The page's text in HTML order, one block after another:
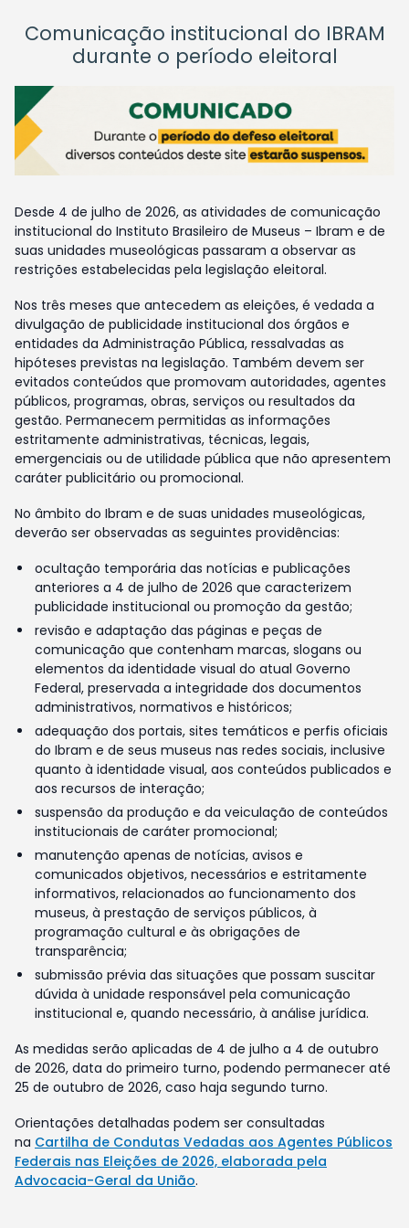
Comunicação institucional do IBRAM
durante o período eleitoral
Desde 4 de julho de 2026, as atividades de comunicação
institucional do Instituto Brasileiro de Museus – Ibram e de
suas unidades museológicas passaram a observar as
restrições estabelecidas pela legislação eleitoral.
Nos três meses que antecedem as eleições, é vedada a
divulgação de publicidade institucional dos órgãos e
entidades da Administração Pública, ressalvadas as
hipóteses previstas na legislação. Também devem ser
evitados conteúdos que promovam autoridades, agentes
públicos, programas, obras, serviços ou resultados da
gestão. Permanecem permitidas as informações
estritamente administrativas, técnicas, legais,
emergenciais ou de utilidade pública que não apresentem
caráter publicitário ou promocional.
No âmbito do Ibram e de suas unidades museológicas,
deverão ser observadas as seguintes providências:
ocultação temporária das notícias e publicações
anteriores a 4 de julho de 2026 que caracterizem
publicidade institucional ou promoção da gestão;
revisão e adaptação das páginas e peças de
comunicação que contenham marcas, slogans ou
elementos da identidade visual do atual Governo
Federal, preservada a integridade dos documentos
administrativos, normativos e históricos;
adequação dos portais, sites temáticos e perfis oficiais
do Ibram e de seus museus nas redes sociais, inclusive
quanto à identidade visual, aos conteúdos publicados e
aos recursos de interação;
suspensão da produção e da veiculação de conteúdos
institucionais de caráter promocional;
manutenção apenas de notícias, avisos e
comunicados objetivos, necessários e estritamente
informativos, relacionados ao funcionamento dos
museus, à prestação de serviços públicos, à
programação cultural e às obrigações de
transparência;
submissão prévia das situações que possam suscitar
dúvida à unidade responsável pela comunicação
institucional e, quando necessário, à análise jurídica.
As medidas serão aplicadas de 4 de julho a 4 de outubro
de 2026, data do primeiro turno, podendo permanecer até
25 de outubro de 2026, caso haja segundo turno.
Orientações detalhadas podem ser consultadas
na Cartilha de Condutas Vedadas aos Agentes Públicos
Federais nas Eleições de 2026, elaborada pela
Advocacia-Geral da União.